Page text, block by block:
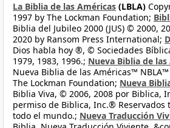
La Biblia de las Américas (LBLA)
1997 by The Lockman Foundation;
Biblia del Jubileo 2000 (JUS) © 2000,
2020 by Ransom Press International;
Dios habla hoy ®, © Sociedades
1979, 1983, 1996.; Nueva Biblia de
Nueva Biblia de las Américas™
The Lockman Foundation; Nueva
Biblia Viva, © 2006, 2008 por Biblica,
permiso de Biblica, Inc.® Reservados
todo el mundo.; Nueva Traducción